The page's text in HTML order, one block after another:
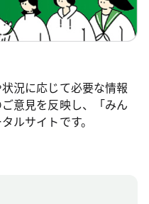
況に応じて必要な情報
意見を反映し、「みん
ルサイトです。